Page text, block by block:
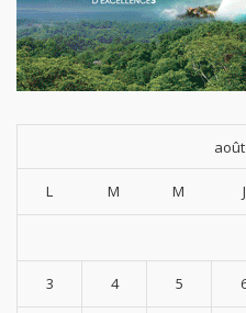
L M M J
3 4 5